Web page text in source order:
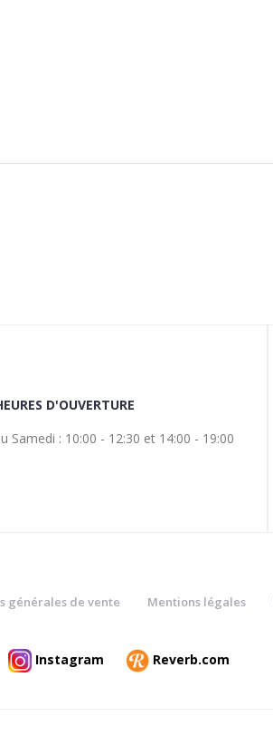
D'OUVERTURE
Samedi : 10:00 - 12:30 et 14:00 - 19:00
générales de vente Mentions légales
Instagram Reverb.com